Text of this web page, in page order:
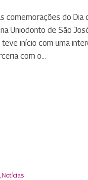
comemorações do Dia
Uniodonto de São
início com uma
com o…
Notícias